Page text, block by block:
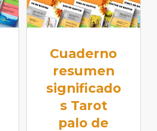
Cuaderno
resumen
significado
s Tarot
palo de